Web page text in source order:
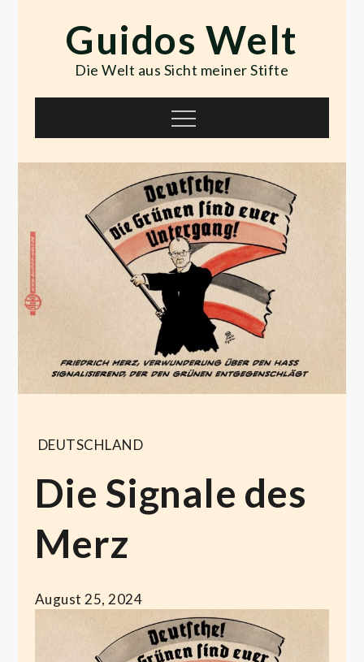
contentGuidos Welt
Die Welt aus Sicht meiner Stifte
Menu
DEUTSCHLAND
Die Signale des
Merz
August 25, 2024